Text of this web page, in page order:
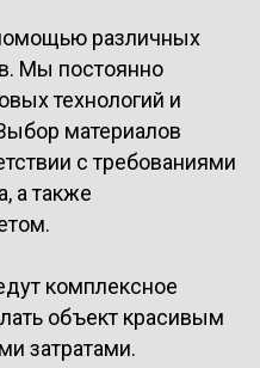
различных
Мы постоянно
технологий и
материалов
с требованиями
а также
комплексное
объект красивым
затратами.